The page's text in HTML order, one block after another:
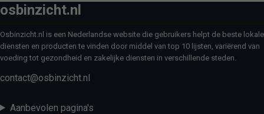
osbinzicht.nl
Osbinzicht.nl is een Nederlandse website die gebruikers helpt de beste lokale
diensten en producten te vinden door middel van top 10 lijsten, variërend van
voeding tot gezondheid en zakelijke diensten in verschillende steden.
contact@osbinzicht.nl
Aanbevolen pagina's